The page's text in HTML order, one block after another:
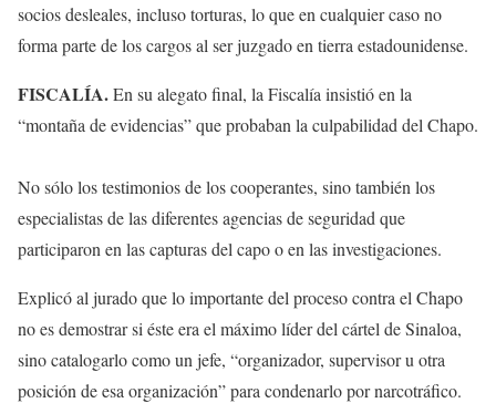
socios desleales, incluso torturas, lo que en cualquier caso no
forma parte de los cargos al ser juzgado en tierra estadounidense.
FISCALÍA.En su alegato final, la Fiscalía insistió en la
“montaña de evidencias” que probaban la culpabilidad del Chapo.
No sólo los testimonios de los cooperantes, sino también los
especialistas de las diferentes agencias de seguridad que
participaron en las capturas del capo o en las investigaciones.
Explicó al jurado que lo importante del proceso contra el Chapo
no es demostrar si éste era el máximo líder del cártel de Sinaloa,
sino catalogarlo como un jefe, “organizador, supervisor u otra
posición de esa organización” para condenarlo por narcotráfico.